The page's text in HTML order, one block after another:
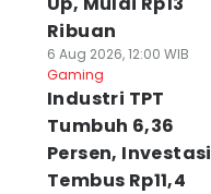
Ribuan
6 Aug 2026, 12:00 WIB
Gaming
Industri TPT
Tumbuh 6,36
Persen, Investasi
Tembus Rp11,4